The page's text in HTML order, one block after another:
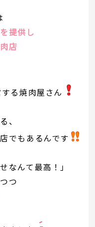
提供し
店
る焼肉屋さん
、
でもあるんです
なんて最高！」
つ